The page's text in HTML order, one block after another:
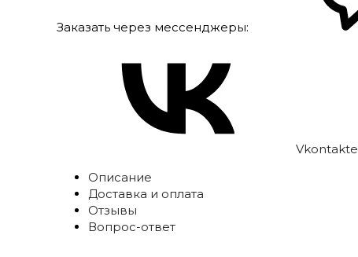
Заказать через мессенджеры:
Vkontakte
Описание
Доставка и оплата
Отзывы
Вопрос-ответ